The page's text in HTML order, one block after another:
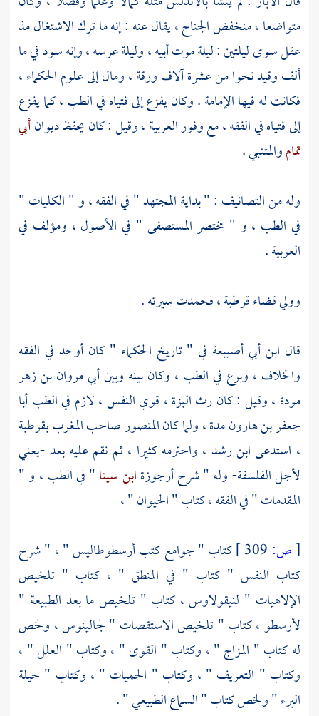
متواضعا ، منخفض الجناح ، يقال عنه : إنه ما ترك الاشتغال مذ
عقل سوى ليلتين : ليلة موت أبيه ، وليلة عرسه ، وإنه سود في ما
ألف وقيد نحوا من عشرة آلاف ورقة ، ومال إلى علوم الحكماء ،
فكانت له فيها الإمامة . وكان يفزع إلى فتياه في الطب ، كما يفزع
إلى فتياه في الفقه ، مع وفور العربية ، وقيل : كان يحفظ ديوانأبي
تماموالمتنبي.
وله من التصانيف : " بداية المجتهد " في الفقه ، و " الكليات "
في الطب ، و " مختصر المستصفى " في الأصول ، ومؤلف في
العربية .
وولي قضاءقرطبة، فحمدت سيرته .
قال ابن أبي أصيبعة في " تاريخ الحكماء " كان أوحد في الفقه
والخلاف ، وبرع في الطب ، وكان بينه وبينأبي مروان بن زهر
مودة ، وقيل : كان رث البزة ، قوي النفس ، لازم في الطبأبا
جعفر بن هارونمدة ، ولما كانالمنصورصاحبالمغرببقرطبة
، استدعىابن رشد ، واحترمه كثيرا ، ثم نقم عليه بعد -يعني
لأجل الفلسفة- وله " شرح أرجوزةابن سينا" في الطب ، و "
المقدمات " في الفقه ، كتاب " الحيوان " ،
[ص: كتاب " جوامع كتبأرسطوطاليس" ، " شرح
كتاب النفس " كتاب " في المنطق " ، كتاب " تلخيص
الإلاهيات " لنيقولاوس، كتاب " تلخيص ما بعد الطبيعة "
لأرسطو، كتاب " تلخيص الاستقصات "لجالينوس، ولخص
له كتاب " المزاج " ، وكتاب " القوى " ، وكتاب " العلل " ،
وكتاب " التعريف " ، وكتاب " الحميات " ، وكتاب " حيلة
البرء " ولخص كتاب " السماع الطبيعي " .